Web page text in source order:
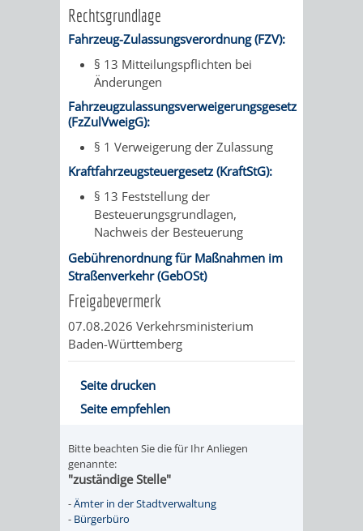
RÄUMEN
IN
WEINHEIM
KRIEGERDENKMAL
NOTRUFNUMMERN
UND
NOTDIENSTE
PARTEIEN
SOZIALE
EINRICHTUNGEN
SPIELPLÄTZE
&
BÄDER
VERANSTALTUNGSRÄUME
STADTHALLE
ROLF-
ENGELBRECHT-
Rechtsgrundlage
Fahrzeug-Zulassungsverordnung (FZV):
§ 13 Mitteilungspflichten bei
Änderungen
Fahrzeugzulassungsverweigerungsgesetz
(FzZulVweigG):
§ 1 Verweigerung der Zulassung
Kraftfahrzeugsteuergesetz (KraftStG):
§ 13 Feststellung der
Besteuerungsgrundlagen,
Nachweis der Besteuerung
Gebührenordnung für Maßnahmen im
Straßenverkehr (GebOSt)
Freigabevermerk
07.08.2026 Verkehrsministerium
Baden-Württemberg
Seite drucken
Seite empfehlen
Bitte beachten Sie die für Ihr Anliegen
genannte:
"zuständige Stelle"
-Ämter in der Stadtverwaltung
- Bürgerbüro